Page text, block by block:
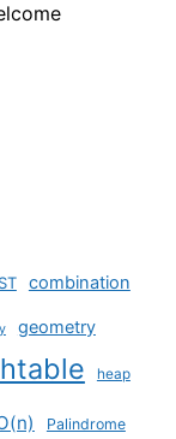
combination
geometry
heap
Palindrome